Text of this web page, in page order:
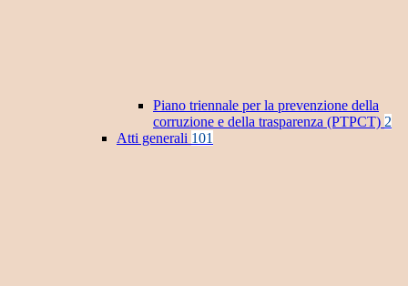
Piano triennale per la prevenzione della
corruzione e della trasparenza (PTPCT) 2
Atti generali 101